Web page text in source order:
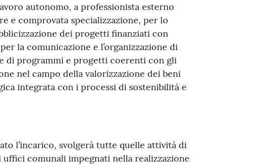
autonomo, a professionista esterno
e comprovata specializzazione, per lo
dei progetti finanziati con
la comunicazione e l’organizzazione di
di programmi e progetti coerenti con gli
nel campo della valorizzazione dei beni
integrata con i processi di sostenibilità e
l’incarico, svolgerà tutte quelle attività di
comunali impegnati nella realizzazione